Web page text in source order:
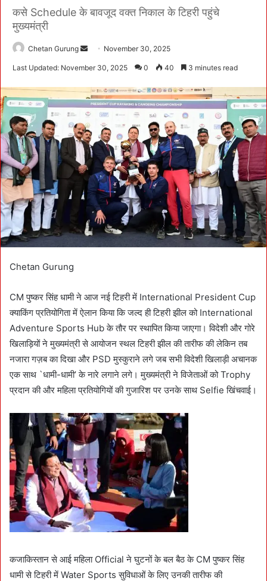
कसे Schedule के बावजूद वक्त निकाल के टिहरी पहुंचे
मुख्यमंत्री
Chetan Gurung
d
a
e
m
a
i
November 30, 2025
Last Updated: November 30, 2025 0 40 3 minutes read
Chetan Gurung
CM पुष्कर सिंह धामी ने आज नई टिहरी में International President Cup
क्याकिंग प्रतियोगिता में ऐलान किया कि जल्द ही टिहरी झील को International
Adventure Sports Hub के तौर पर स्थापित किया जाएगा। विदेशी और गोरे
खिलाड़ियों ने मुख्यमंत्री से आयोजन स्थल टिहरी झील की तारीफ की लेकिन तब
नजारा गज़ब का दिखा और PSD मुस्कुराने लगे जब सभी विदेशी खिलाड़ी अचानक
एक साथ `धामी-धामी’ के नारे लगाने लगे। मुख्यमंत्री ने विजेताओं को Trophy
प्रदान की और महिला प्रतियोगियों की गुजारिश पर उनके साथ Selfie खिंचवाई।
कजाकिस्तान से आई महिला Official ने घुटनों के बल बैठ के CM पुष्कर सिंह
धामी से टिहरी में Water Sports सुविधाओं के लिए उनकी तारीफ की